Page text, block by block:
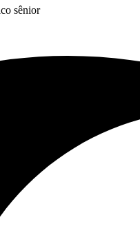
sênior